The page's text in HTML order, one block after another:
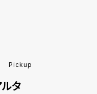
Pickup
タ